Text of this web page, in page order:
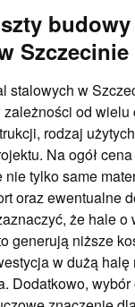
Szczecinie
stalowych w
od wielu
rodzaj
Na ogół
tylko same
oraz ewentualne
że hale o
generują niższe
w dużą halę
Dodatkowo,